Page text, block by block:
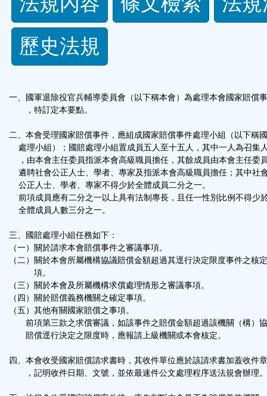
規
功
鈕
區
歷史法規
一、國軍退除役官兵輔導委員會（以下稱本會）為處理本會國家賠償
，特訂定本要點。
二、本會受理國家賠償事件，應組成國家賠償事件處理小組（以下稱
處理小組）；國賠處理小組置成員五人至十五人，其中一人為召集
，由本會主任委員指派本會高級職員擔任，其餘成員由本會主任委
遴聘社會公正人士、學者、專家及指派本會高級職員擔任；其中社
公正人士、學者、專家不得少於全體成員二分之一。
前項成員應有二分之一以上具有法制專長，且任一性別比例不得少
全體成員人數三分之一。
三、國賠處理小組任務如下：
（一）關於請求本會賠償事件之審議事項。
（二）關於本會所屬機構協議賠償金額超過其逕行決定限度事件之核
項。
（三）關於本會及所屬機構求償處理情形之審議事項。
（四）關於賠償義務機關之確定事項。
（五）其他有關國家賠償之事項。
前項第三款之求償審議，如該事件之賠償金額超過該機關（構）
賠償逕行決定之限度時，應報請上級機關或本會核定。
四、本會收受國家賠償請求書時，其收件單位應於該請求書加蓋收件
，記明收件日期、文號，並依最速件公文處理程序送法規會辦理。